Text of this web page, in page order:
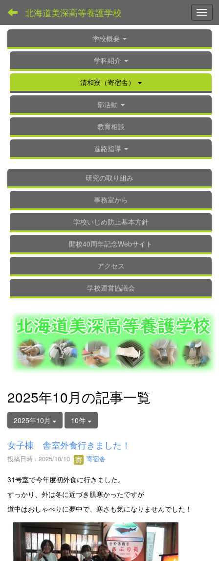
北海道美深高等養護学校
学校概要
学科紹介
清和寮（寄宿舎）
部活動
教育相談
進路指導
研究の取り組み
事務室から
学校いじめ防止基本方針
開校40周年記念Webサイト
アクセス
学校運営協議会
2025年10月の記事一覧
2025年10月 10件
女子棟 舎室外食行きました！
投稿日時 : 2025/10/10 寄宿舎
31号室で今年度初外食に行きました。
すっかり、外は冬に近づき肌寒かったですが
道中はおしゃべりに夢中で、寒さも気になりませんでした！